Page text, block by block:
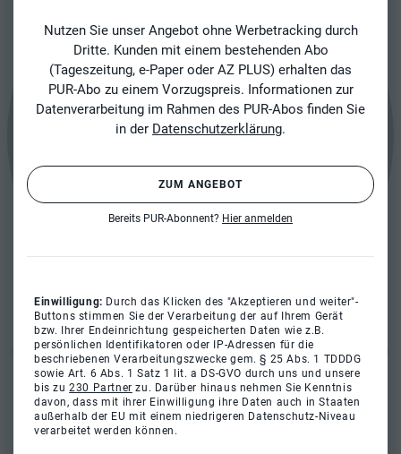
Nutzen Sie unser Angebot ohne Werbetracking durch
Dritte. Kunden mit einem bestehenden Abo
(Tageszeitung, e-Paper oder AZ PLUS) erhalten das
PUR-Abo zu einem Vorzugspreis. Informationen zur
Datenverarbeitung im Rahmen des PUR-Abos finden Sie
in der Datenschutzerklärung.
ZUM ANGEBOT
Bereits PUR-Abonnent? Hier anmelden
Einwilligung: Durch das Klicken des "Akzeptieren und weiter"-
Buttons stimmen Sie der Verarbeitung der auf Ihrem Gerät
bzw. Ihrer Endeinrichtung gespeicherten Daten wie z.B.
persönlichen Identifikatoren oder IP-Adressen für die
beschriebenen Verarbeitungszwecke gem. § 25 Abs. 1 TDDDG
sowie Art. 6 Abs. 1 Satz 1 lit. a DS-GVO durch uns und unsere
bis zu230 Partner zu. Darüber hinaus nehmen Sie Kenntnis
davon, dass mit ihrer Einwilligung ihre Daten auch in Staaten
außerhalb der EU mit einem niedrigeren Datenschutz-Niveau
verarbeitet werden können.